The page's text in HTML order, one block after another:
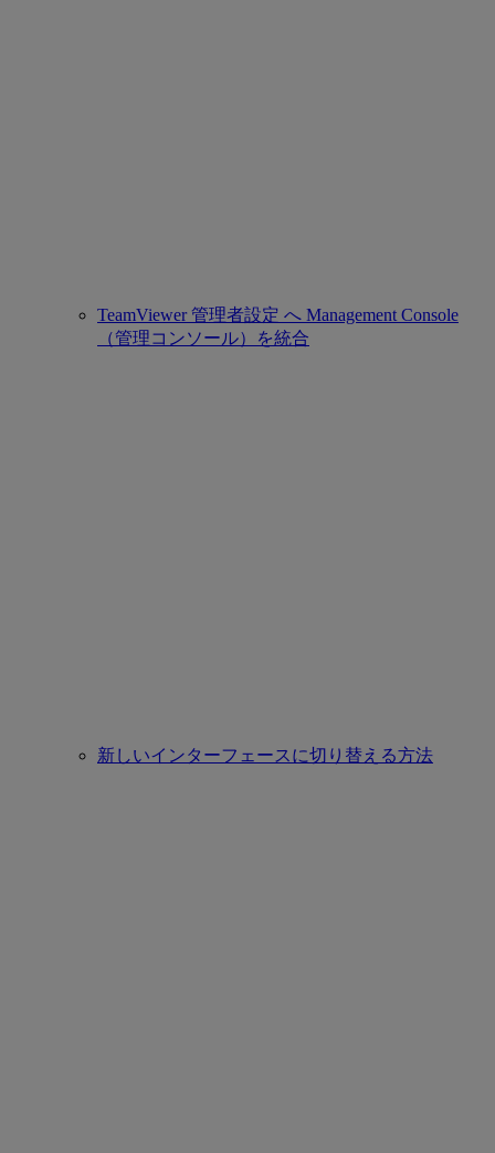
TeamViewer 管理者設定 へ Management Console
（管理コンソール）を統合
新しいインターフェースに切り替える方法